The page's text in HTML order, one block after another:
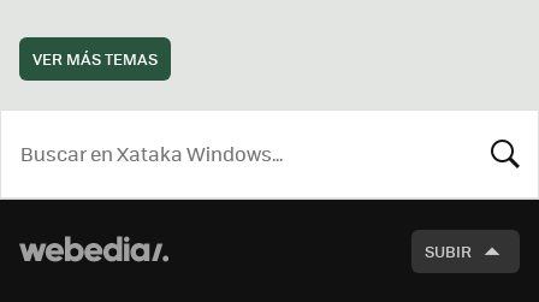
VER MÁS TEMAS
SUBIR